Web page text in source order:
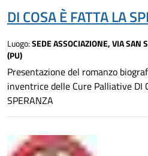
DI COSA È FATTA LA
Luogo:SEDE ASSOCIAZIONE, VIA SAN
(PU)
Presentazione del romanzo
inventrice delle Cure Palliative DI
SPERANZA